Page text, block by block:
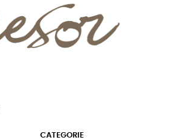
CATEGORIE